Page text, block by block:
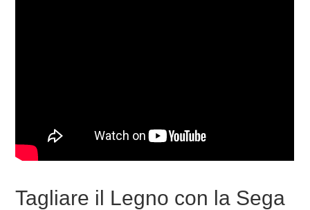
Tagliare il Legno con la Sega